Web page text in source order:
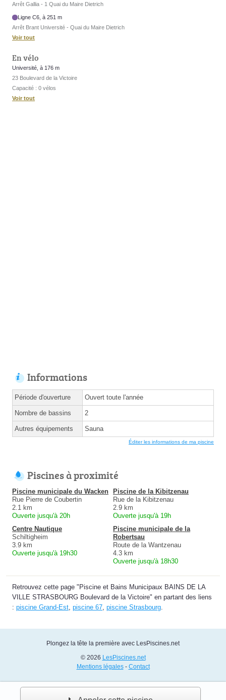
Arrêt Gallia - 1 Quai du Maire Dietrich
Ligne C6, à 251 m
Arrêt Brant Université - Quai du Maire Dietrich
Voir tout
En vélo
Université, à 176 m
23 Boulevard de la Victoire
Capacité : 0 vélos
Voir tout
Informations
Période d'ouverture Ouvert toute l'année
Nombre de bassins 2
Autres équipements Sauna
Éditer les informations de ma piscine
Piscines à proximité
Piscine municipale du Wacken
Rue Pierre de Coubertin
2.1 km
Ouverte jusqu'à 20h
Piscine de la Kibitzenau
Rue de la Kibitzenau
2.9 km
Ouverte jusqu'à 19h
Centre Nautique
Schiltigheim
3.9 km
Ouverte jusqu'à 19h30
Piscine municipale de la
Robertsau
Route de la Wantzenau
4.3 km
Ouverte jusqu'à 18h30
Retrouvez cette page "Piscine et Bains Municipaux BAINS DE LA
VILLE STRASBOURG Boulevard de la Victoire" en partant des liens
: piscine Grand-Est piscine 67 piscine Strasbourg
Plongez la tête la première avec LesPiscines.net
© 2026 LesPiscines.net
Mentions légales- Contact